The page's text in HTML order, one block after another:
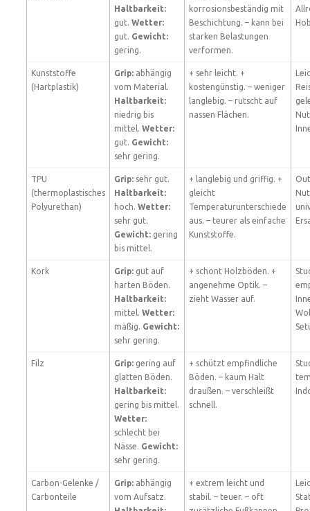
Haltbarkeit:
gut. Wetter:
gut. Gewicht:
gering.
korrosionsbeständig mit
Beschichtung. – kann bei
starken Belastungen
verformen.
Kunststoffe
(Hartplastik)
Grip: abhängig
vom Material.
Haltbarkeit:
niedrig bis
mittel. Wetter:
gut. Gewicht:
sehr gering.
+ sehr leicht. +
kostengünstig. – weniger
langlebig. – rutscht auf
nassen Flächen.
TPU
(thermoplastisches
Polyurethan)
Grip: sehr gut.
Haltbarkeit:
hoch. Wetter:
sehr gut.
Gewicht: gering
bis mittel.
+ langlebig und griffig. +
gleicht
Temperaturunterschiede
aus. – teurer als einfache
Kunststoffe.
Kork Grip: gut auf
harten Böden.
Haltbarkeit:
mittel. Wetter:
mäßig. Gewicht:
sehr gering.
+ schont Holzböden. +
angenehme Optik. –
zieht Wasser auf.
Filz Grip: gering auf
glatten Böden.
Haltbarkeit:
gering bis mittel.
Wetter:
schlecht bei
Nässe. Gewicht:
sehr gering.
+ schützt empfindliche
Böden. – kaum Halt
draußen. – verschleißt
schnell.
Carbon-Gelenke /
Carbonteile
Grip: abhängig
vom Aufsatz.
+ extrem leicht und
stabil. – teuer. – oft